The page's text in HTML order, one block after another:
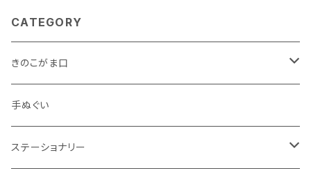
CATEGORY
きのこがま口
手のひらサイズ
バッグサイズ
手ぬぐい
ステーショナリー